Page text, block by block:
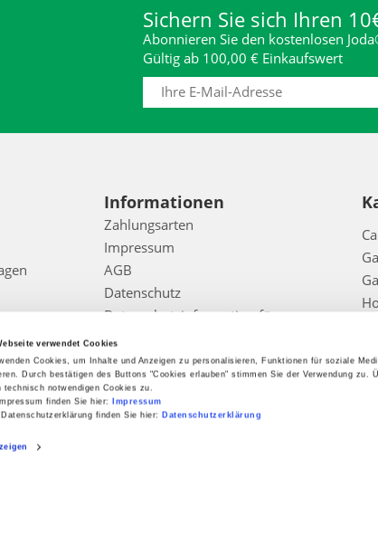
verwendet Cookies
Cookies, um Inhalte und Anzeigen zu personalisieren, Funktionen für soziale
Durch bestätigen des Buttons "Cookies erlauben" stimmen Sie der Verwendung zu.
technisch notwendigen Cookies zu.
finden Sie hier:
Impressum
finden Sie hier:
Datenschutzerklärung
Sichern Sie sich Ihren
Abonnieren Sie den kostenlosen
Gültig ab 100,00 € Einkaufswert
Informationen
Zahlungsarten
Impressum
AGB
Datenschutz
Datenschutzinformation für
Lieferanten
Widerrufsbelehrung
Kontakt
Cookieoptionen